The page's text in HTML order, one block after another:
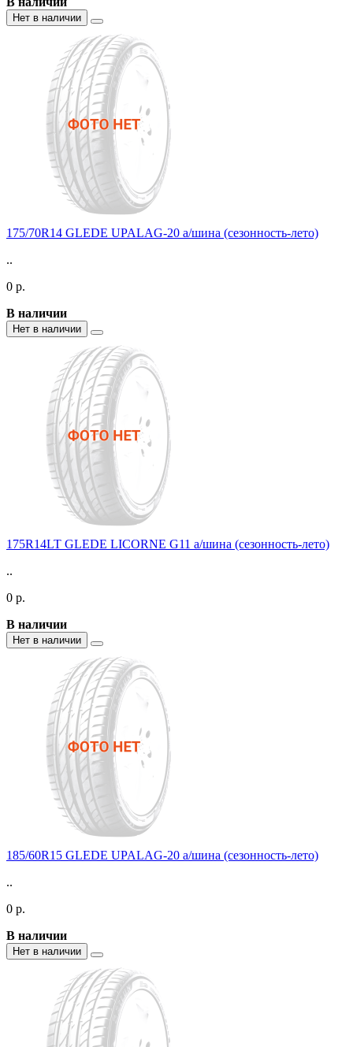
Нет в наличии
175/70R14 GLEDE UPALAG-20 а/шина (сезонность-лето)
..
0 р.
В наличии
Нет в наличии
175R14LT GLEDE LICORNE G11 а/шина (сезонность-лето)
..
0 р.
В наличии
Нет в наличии
185/60R15 GLEDE UPALAG-20 а/шина (сезонность-лето)
..
0 р.
В наличии
Нет в наличии